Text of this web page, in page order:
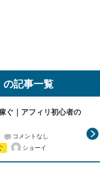
の記事一覧
ぐ｜アフィリ初心者の
コメントなし
ショーイ